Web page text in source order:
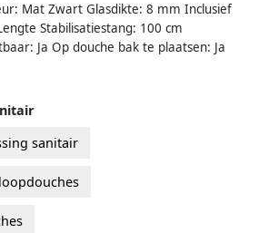
Mat Zwart Glasdikte: 8 mm Inclusief
Stabilisatiestang: 100 cm
Ja Op douche bak te plaatsen: Ja
sanitair